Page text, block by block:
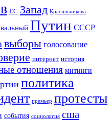
ЕС Запад Красильникова
Путин СССР
выборы голосование
интернет история
отношения митинги
политика
премьер протесты
события социология сша